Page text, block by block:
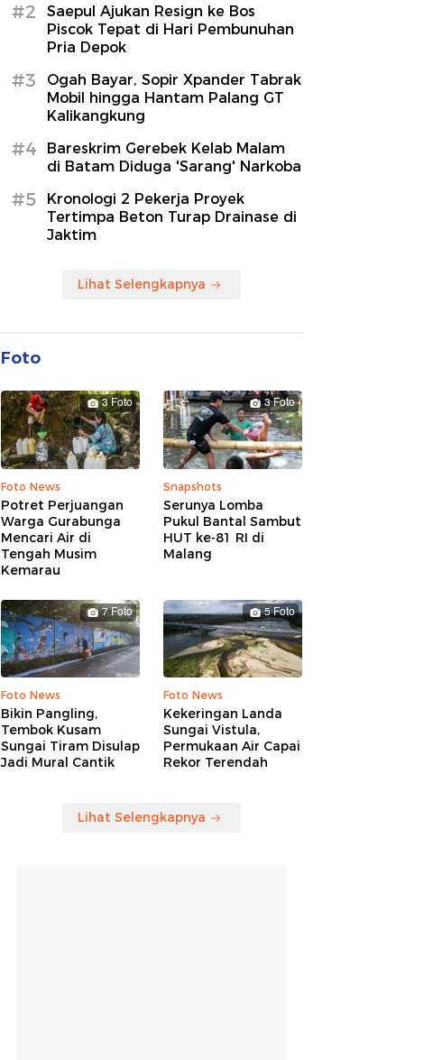
#2
Saepul Ajukan Resign ke Bos
Piscok Tepat di Hari Pembunuhan
Pria Depok
#3
Ogah Bayar, Sopir Xpander Tabrak
Mobil hingga Hantam Palang GT
Kalikangkung
#4
Bareskrim Gerebek Kelab Malam
di Batam Diduga 'Sarang' Narkoba
#5
Kronologi 2 Pekerja Proyek
Tertimpa Beton Turap Drainase di
Jaktim
Lihat Selengkapnya
Foto
3 Foto
Foto News
Potret Perjuangan
Warga Gurabunga
Mencari Air di
Tengah Musim
Kemarau
3 Foto
Snapshots
Serunya Lomba
Pukul Bantal Sambut
HUT ke-81 RI di
Malang
7 Foto
Foto News
Bikin Pangling,
Tembok Kusam
Sungai Tiram Disulap
Jadi Mural Cantik
5 Foto
Foto News
Kekeringan Landa
Sungai Vistula,
Permukaan Air Capai
Rekor Terendah
Lihat Selengkapnya